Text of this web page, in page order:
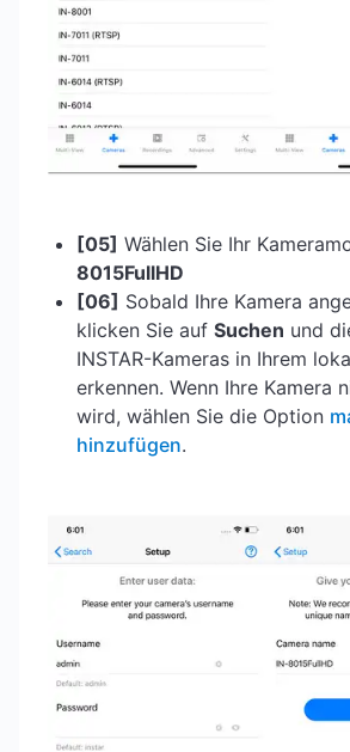
[05] Wählen Sie Ihr
8015FullHD
[06] Sobald Ihre Kamera
klicken Sie auf Suchen und
INSTAR-Kameras in Ihrem
erkennen. Wenn Ihre Kamera
wird, wählen Sie die Option
hinzufügen.